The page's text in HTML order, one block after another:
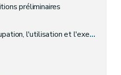
préliminaires
et l'exercice de certaines activités sur le domaine public